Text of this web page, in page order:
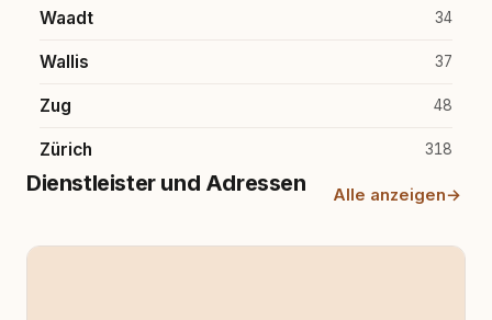
Waadt 34
Wallis 37
Zug 48
Zürich 318
Dienstleister und Adressen Alle anzeigen→